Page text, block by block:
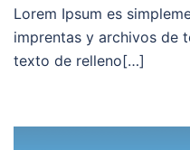
Lorem Ipsum es
imprentas y archivos de
texto de relleno[…]